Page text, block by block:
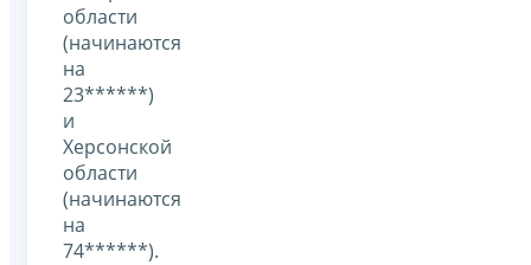
области
(начинаются
на
23******)
и
Херсонской
области
(начинаются
на
74******).